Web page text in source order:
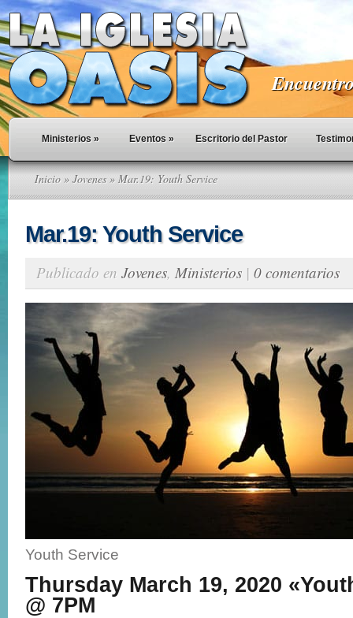
Ministerios » Eventos » Escritorio del Pastor
Inicio » Jovenes» Mar.19: Youth Service
Mar.19: Youth Service
Publicado en Jovenes, Ministerios | 0 comentarios
Youth Service
Thursday March 19, 2020
@ 7PM